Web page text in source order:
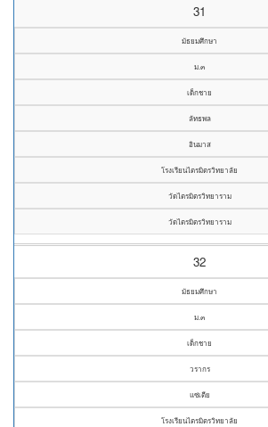
31
มัธยมศึกษา
ม.๓
เด็กชาย
ลัทธพล
อินมาส
โรงเรียนไตรมิตรวิทยาลัย
วัดไตรมิตรวิทยาราม
วัดไตรมิตรวิทยาราม
32
มัธยมศึกษา
ม.๓
เด็กชาย
วรากร
แซ่เตีย
โรงเรียนไตรมิตรวิทยาลัย